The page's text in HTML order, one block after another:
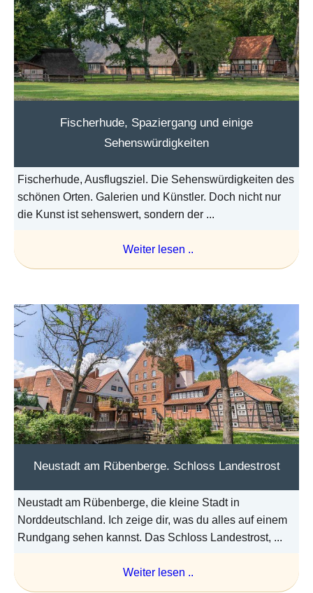
Fischerhude, Spaziergang und einige
Sehenswürdigkeiten
Fischerhude, Ausflugsziel. Die Sehenswürdigkeiten des
schönen Orten. Galerien und Künstler. Doch nicht nur
die Kunst ist sehenswert, sondern der ...
Weiter lesen ..
Neustadt am Rübenberge. Schloss Landestrost
Neustadt am Rübenberge, die kleine Stadt in
Norddeutschland. Ich zeige dir, was du alles auf einem
Rundgang sehen kannst. Das Schloss Landestrost, ...
Weiter lesen ..